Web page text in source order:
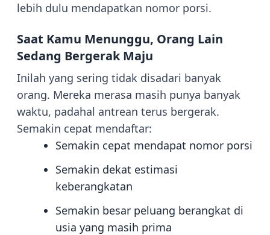
lebih dulu mendapatkan nomor porsi.
Saat Kamu Menunggu, Orang Lain
Sedang Bergerak Maju
Inilah yang sering tidak disadari banyak
orang. Mereka merasa masih punya banyak
waktu, padahal antrean terus bergerak.
Semakin cepat mendaftar:
Semakin cepat mendapat nomor porsi
Semakin dekat estimasi
keberangkatan
Semakin besar peluang berangkat di
usia yang masih prima